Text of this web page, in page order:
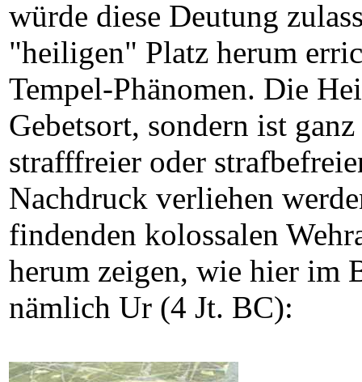
würde diese Deutung
"heiligen" Platz herum
Tempel-Phänomen. Die
Gebetsort, sondern ist
strafffreier oder
Nachdruck verliehen
findenden kolossalen
herum zeigen, wie hier im
nämlich Ur (4 Jt. BC):